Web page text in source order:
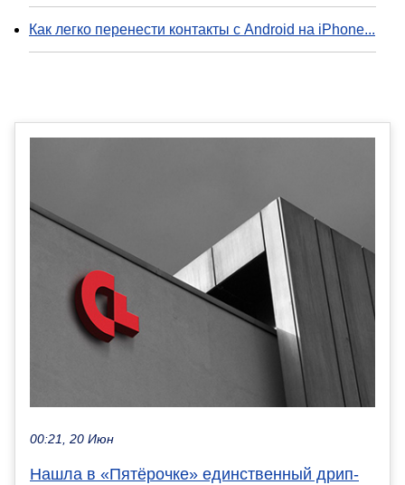
Как легко перенести контакты с Android на iPhone...
00:21, 20 Июн
Нашла в «Пятёрочке» единственный дрип-